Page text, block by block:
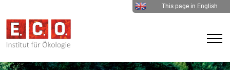
This page in English